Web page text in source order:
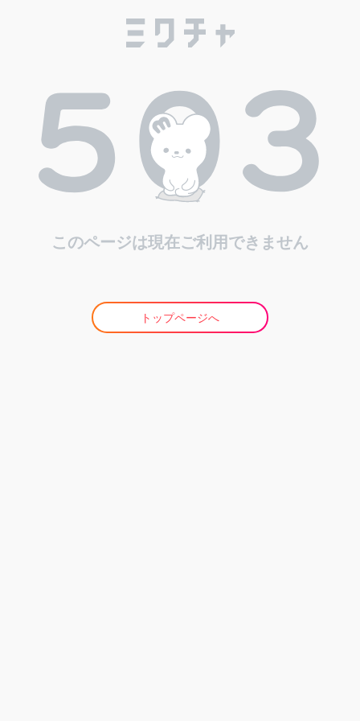
このページは現在ご利用できません